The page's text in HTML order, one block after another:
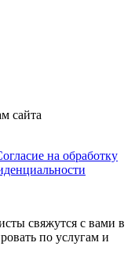
сайта
на обработку
свяжутся с вами в
по услугам и